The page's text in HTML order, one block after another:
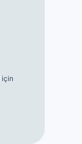
için